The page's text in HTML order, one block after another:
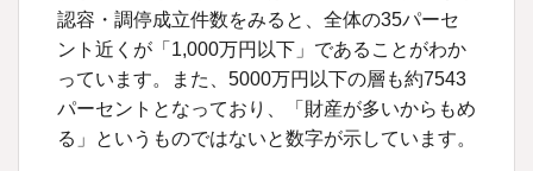
認容・調停成立件数をみると、全体の35パーセ
ント近くが「 1,000万円以下」であることがわか
っています。また、 5000万円以下の層も約7543
パーセントとなっており、「財産が多いからもめ
る」というものではないと数字が示しています。